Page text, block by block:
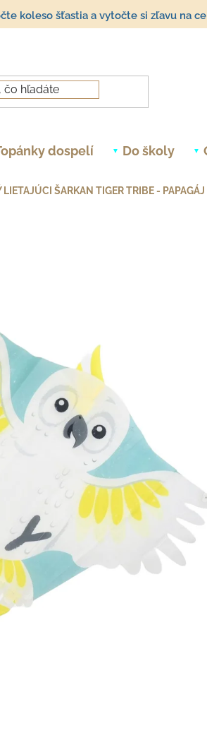
koleso šťastia a vytočte si zľavu na
dospelí Do školy
LIETAJÚCI ŠARKAN TIGER TRIBE - PAPAGÁJ